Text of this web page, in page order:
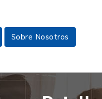
Sobre Nosotros